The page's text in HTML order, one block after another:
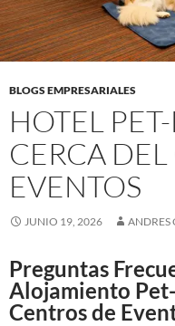
BLOGS EMPRESARIALES
HOTEL
CERCA
EVENTOS
JUNIO 19, 2026 ANDRES
Preguntas
Alojamiento
Centros de